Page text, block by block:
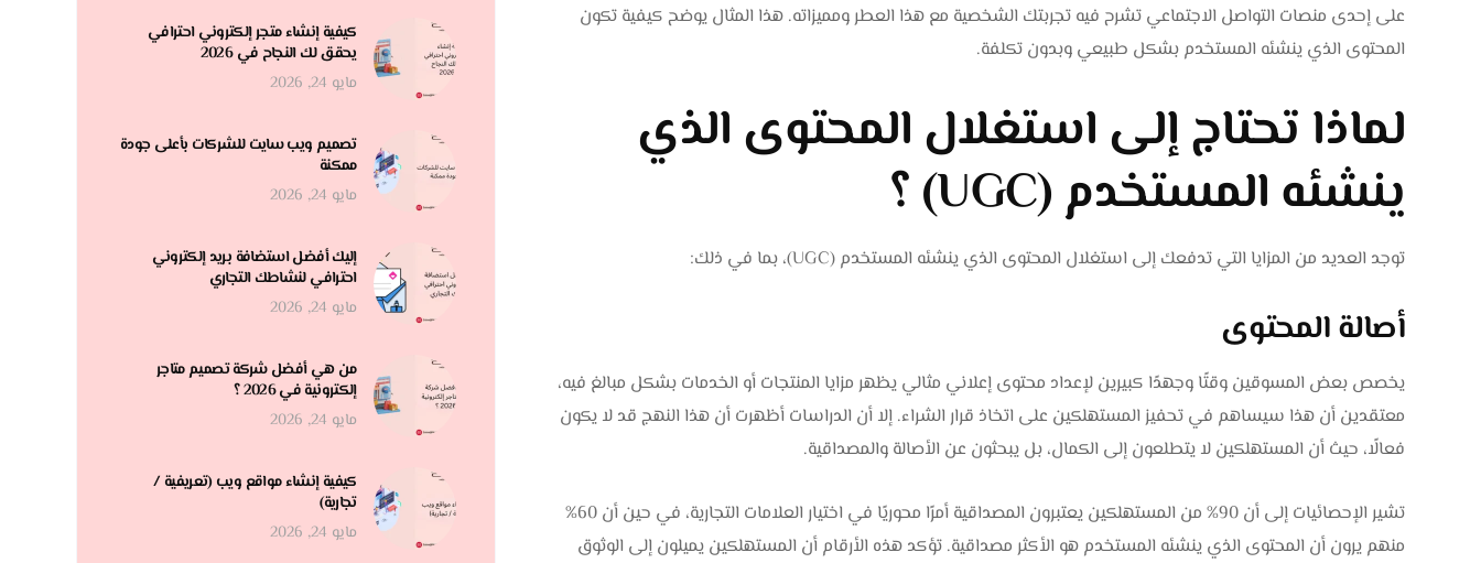
على إحدى منصات التواصل الاجتماعي تشرح فيه تجربتك الشخصية مع هذا العطر ومميزاته. هذا المثال يوضح كيفية تكون
المحتوى الذي ينشئه المستخدم بشكل طبيعي وبدون تكلفة.
لماذا تحتاج إلى استغلال المحتوى الذي
ينشئه المستخدم (UGC) ؟
توجد العديد من المزايا التي تدفعك إلى استغلال المحتوى الذي ينشئه المستخدم (UGC)، بما في ذلك:
أصالة المحتوى
يخصص بعض المسوقين وقتًا وجهدًا كبيرين لإعداد محتوى إعلاني مثالي يظهر مزايا المنتجات أو الخدمات بشكل مبالغ فيه،
معتقدين أن هذا سيساهم في تحفيز المستهلكين على اتخاذ قرار الشراء. إلا أن الدراسات أظهرت أن هذا النهج قد لا يكون
فعالًا، حيث أن المستهلكين لا يتطلعون إلى الكمال، بل يبحثون عن الأصالة والمصداقية.
تشير الإحصائيات إلى أن 90% من المستهلكين يعتبرون المصداقية أمرًا محوريًا في اختيار العلامات التجارية، في حين أن 60%
منهم يرون أن المحتوى الذي ينشئه المستخدم هو الأكثر مصداقية. تؤكد هذه الأرقام أن المستهلكين يميلون إلى الوثوق
كيفية إنشاء متجر إلكتروني احترافي
يحقق لك النجاح في 2026
مايو 24, 2026
تصميم ويب سايت للشركات بأعلى جودة
ممكنة
مايو 24, 2026
إليك أفضل استضافة بريد إلكتروني
احترافي لنشاطك التجاري
مايو 24, 2026
من هي أفضل شركة تصميم متاجر
إلكترونية في 2026 ؟
مايو 24, 2026
كيفية إنشاء مواقع ويب (تعريفية /
تجارية)
مايو 24, 2026